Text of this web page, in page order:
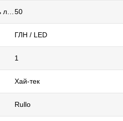
50
ГЛН / LED
1
Хай-тек
Rullo